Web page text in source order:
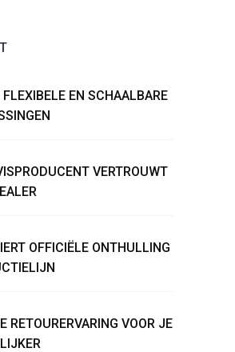
EN SCHAALBARE
VERTROUWT
OFFICIËLE ONTHULLING
RETOURERVARING VOOR JE